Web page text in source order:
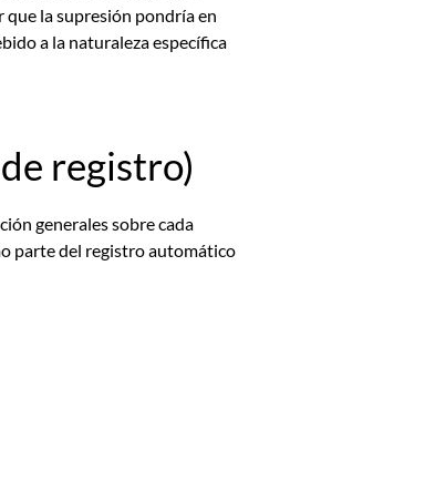
que la supresión pondría en
a la naturaleza específica
registro)
generales sobre cada
parte del registro automático